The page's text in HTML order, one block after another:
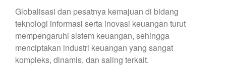
Globalisasi dan pesatnya kemajuan di bidang
teknologi informasi serta inovasi keuangan turut
mempengaruhi sistem keuangan, sehingga
menciptakan industri keuangan yang sangat
kompleks, dinamis, dan saling terkait.